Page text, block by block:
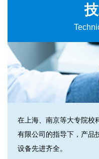
在上海、南京等大专院校
有限公司的指导下，产品
设备先进齐全。